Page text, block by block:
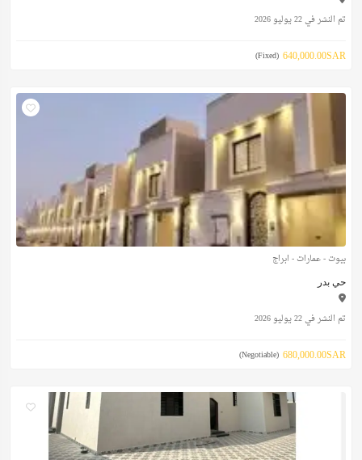
تم النشر في 22 يوليو 2026
640,000.00SAR
(Fixed)
بيوت - عمارات - ابراج
حي بدر
تم النشر في 22 يوليو 2026
680,000.00SAR
(Negotiable)